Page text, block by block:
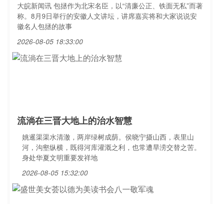
大皖新闻讯 包拯作为北宋名臣，以“清廉公正、铁面无私”而著
称。8月9日举行的安徽人文讲坛，讲席嘉宾将和大家说说安
徽名人包拯的故事
2026-08-05 18:33:00
流淌在三晋大地上的治水智慧
姚暹渠渠水清澈，两岸绿树成荫。侯晓宁摄山西，表里山
河，沟壑纵横，既得河库灌溉之利，也常遭旱涝交替之苦。
身处华夏文明重要发祥地
2026-08-05 15:32:00